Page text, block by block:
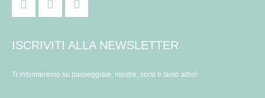
ISCRIVITI ALLA NEWSLETTER
Ti informeremo su passeggiate, mostre, corsi e tanto altro!